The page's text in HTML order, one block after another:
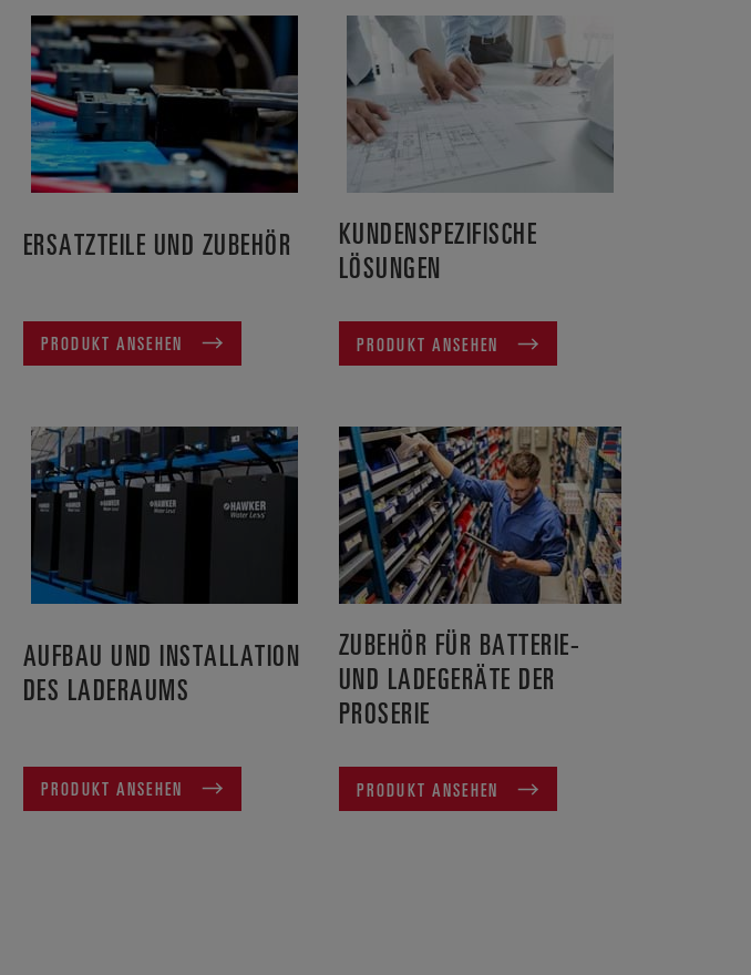
ERSATZTEILE UND ZUBEHÖR
PRODUKT ANSEHEN
KUNDENSPEZIFISCHE
LÖSUNGEN
PRODUKT ANSEHEN
AUFBAU UND INSTALLATION
DES LADERAUMS
PRODUKT ANSEHEN
ZUBEHÖR FÜR BATTERIE-
UND LADEGERÄTE DER
PROSERIE
PRODUKT ANSEHEN